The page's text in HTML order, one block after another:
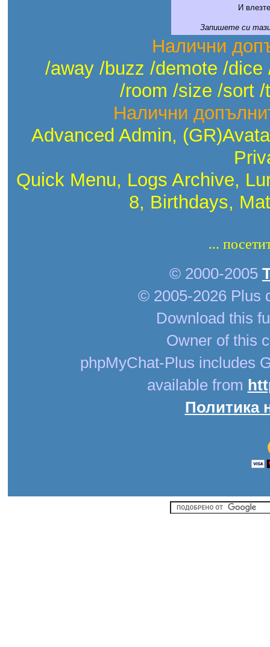
И
Запишете си
Налични
/away /buzz /demote /
/room /size /sort
Налични
Advanced Admin,
Quick Menu, Logs Archive,
8, Birthdays,
...
© 2000-2005
© 2005-2026 Plus
Download this
Owner of this
phpMyChat-Plus includes
available from
Политика